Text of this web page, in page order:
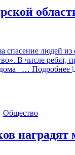
спасение людей
В числе
… Подробнее
Общество